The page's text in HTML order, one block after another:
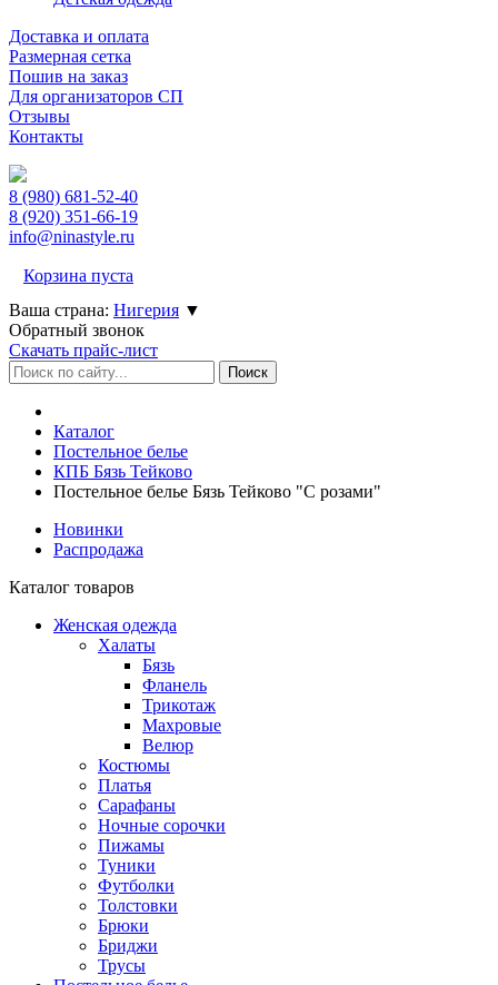
Доставка и оплата
Размерная сетка
Пошив на заказ
Для организаторов СП
Отзывы
Контакты
8 (980) 681-52-40
8 (920) 351-66-19
info@ninastyle.ru
Корзина пуста
Ваша страна: Нигерия ▼
Обратный звонок
Скачать прайс-лист
Каталог
Постельное белье
КПБ Бязь Тейково
Постельное белье Бязь Тейково "С розами"
Новинки
Распродажа
Каталог товаров
Женская одежда
Халаты
Бязь
Фланель
Трикотаж
Махровые
Велюр
Костюмы
Платья
Сарафаны
Ночные сорочки
Пижамы
Туники
Футболки
Толстовки
Брюки
Бриджи
Трусы